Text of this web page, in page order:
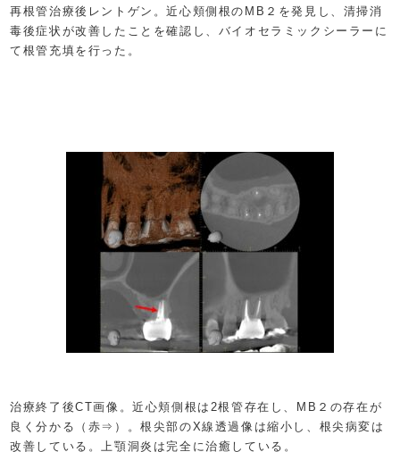
再根管治療後レントゲン。近心頬側根のMB２を発見し、清掃消
毒後症状が改善したことを確認し、バイオセラミックシーラーに
て根管充填を行った。
治療終了後CT画像。近心頬側根は2根管存在し、MB２の存在が
良く分かる（赤⇒）。根尖部のX線透過像は縮小し、根尖病変は
改善している。上顎洞炎は完全に治癒している。